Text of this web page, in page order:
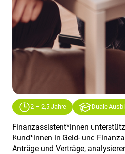
2 – 2,5 Jahre Duale
Finanzassistent*innen
Kund*innen in Geld- und
Anträge und Verträge,